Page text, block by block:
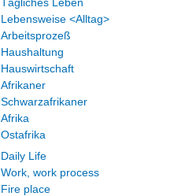
Lebensweise <Alltag>
Arbeitsprozeß
Haushaltung
Hauswirtschaft
Afrikaner
Schwarzafrikaner
Afrika
Ostafrika
Daily Life
Work, work process
Fire place